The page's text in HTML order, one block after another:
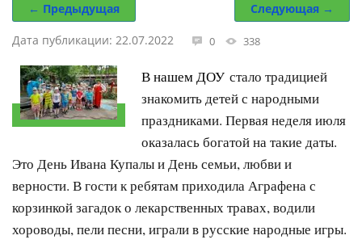
← Предыдущая Следующая →
Дата публикации: 22.07.2022 0 338
В нашем ДОУ стало традицией
знакомить детей с народными
праздниками. Первая неделя июля
оказалась богатой на такие даты.
Это День Ивана Купалы и День семьи, любви и
верности. В гости к ребятам приходила Аграфена с
корзинкой загадок о лекарственных травах, водили
хороводы, пели песни, играли в русские народные игры.